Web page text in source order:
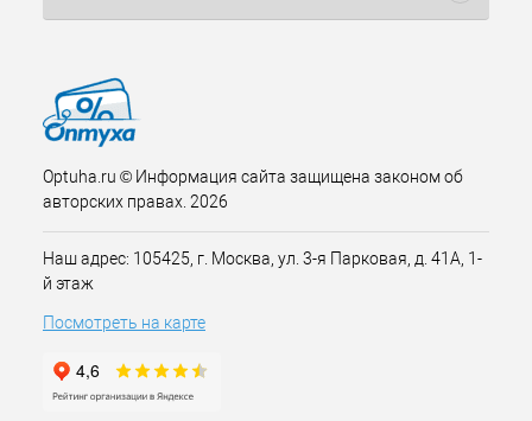
Optuha.ru © Информация сайта защищена законом об
авторских правах. 2026
Наш адрес: 105425, г. Москва, ул. 3-я Парковая, д. 41А, 1-
й этаж
Посмотреть на карте